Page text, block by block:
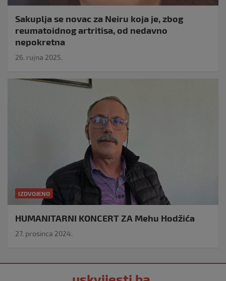
Sakuplja se novac za Neiru koja je, zbog
reumatoidnog artritisa, od nedavno
nepokretna
26. rujna 2025.
IZDVOJENO
HUMANITARNI KONCERT ZA Mehu Hodžića
27. prosinca 2024.